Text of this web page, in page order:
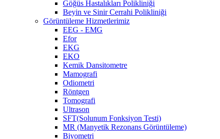
Göğüs Hastalıkları Polikliniği
Beyin ve Sinir Cerrahi Polikliniği
Görüntüleme Hizmetlerimiz
EEG - EMG
Efor
EKG
EKO
Kemik Dansitometre
Mamografi
Odiometri
Röntgen
Tomografi
Ultrason
SFT(Solunum Fonksiyon Testi)
MR (Manyetik Rezonans Görüntüleme)
Biyometri